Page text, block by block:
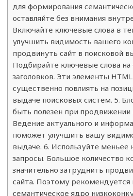
для формирования
оставляйте без внимания
Включайте ключевые слова в
улучшить видимость вашего
продвинуть сайт в поисковой
Подбирайте ключевые слова на
заголовков. Эти элементы
существенно повлиять на
выдаче поисковых систем. 5.
быть полезен при продвижении
Ведение актуального и
поможет улучшить вашу
выдаче. 6. Используйте меньее
запросы. Большое количество
значительно затруднить
сайта. Поэтому рекомендуется
семантическое ядро